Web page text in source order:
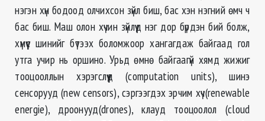
нэгэн хүн бодоод олчихсон зүйл биш, бас хэн нэгний өмч ч
бас биш. Маш олон хүчин зүйлүүд нэг дор бүрдэн бий болж,
хүмүүс шинийг бүтээх боломжоор хангагдаж байгаад гол
утга учир нь оршино. Урьд өмнө байгаагүй хямд жижиг
тооцооллын хэрэгслүүд (computation units), шинэ
сенсорууд (new censors), сэргээгдэх эрчим хүч(renewable
energie), дроонууд(drones), клауд тооцоолол (cloud